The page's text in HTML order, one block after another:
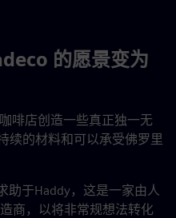
的愿景变为
啡店创造一些真正独一无
的材料和可以承受佛罗里
助于Haddy，这是一家由人
商，以将非常规想法转化